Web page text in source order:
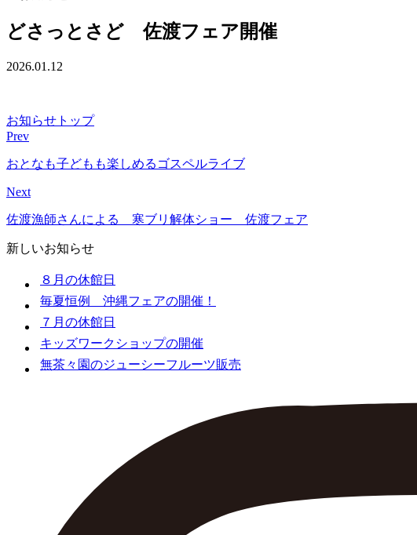
どさっとさど 佐渡フェア開催
2026.01.12
お知らせトップ
Prev
おとなも子どもも楽しめるゴスペルライブ
Next
佐渡漁師さんによる 寒ブリ解体ショー 佐渡フェア
新しいお知らせ
８月の休館日
毎夏恒例 沖縄フェアの開催！
７月の休館日
キッズワークショップの開催
無茶々園のジューシーフルーツ販売